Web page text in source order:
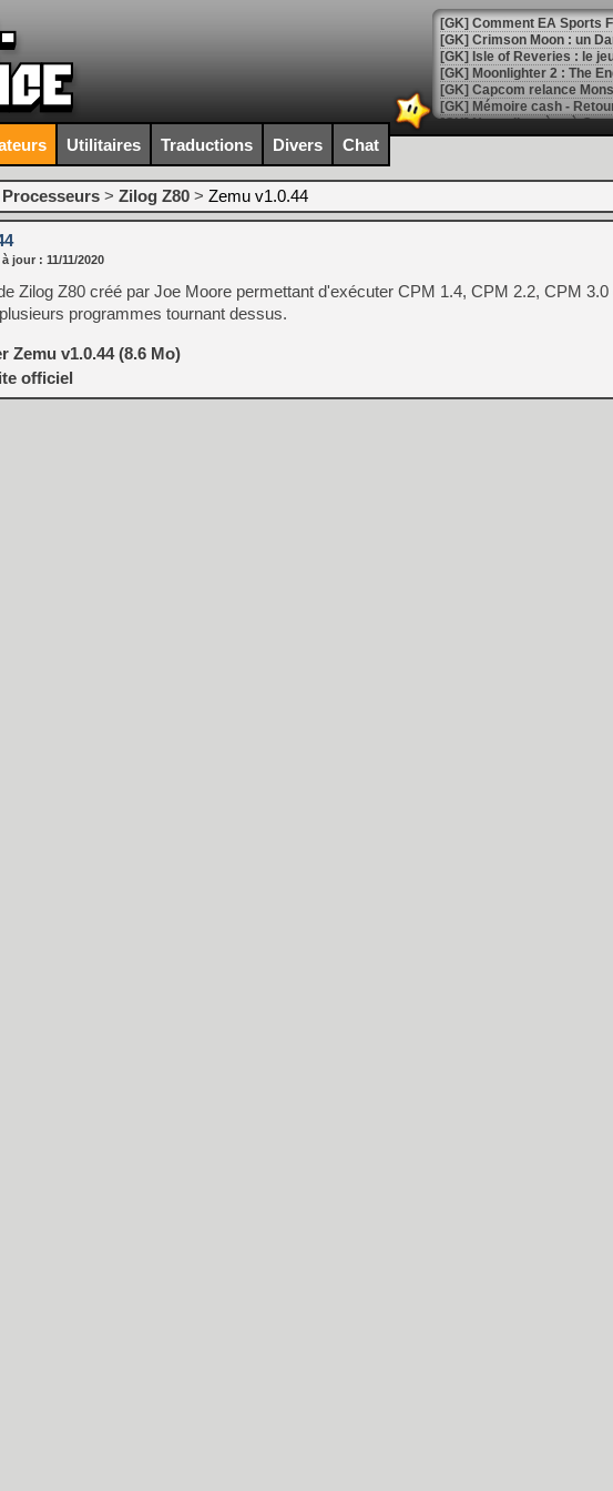
[GK] Comment EA Sports
[GK] Crimson Moon : un
[GK] Isle of Reveries : le
[GK] Moonlighter 2 : The
[GK] Capcom relance
[Mo5] Deux inédits du
[GK] Le beat'em up The
[GK] Endless Legend 2 :
[LS] [PS5] Le WebKit
[GK] Oubliez Crazy Taxi,
[LS] [Switch] NSZ 5.0.0
[GK] No More Room in
[GK] Un chatbot Atelier
[GK] Mémoire cash -
[GK] Nvidia : le prix des
[GK] Suikoden Star Leap
[Mo5] La mini borne
[GK] Le studio de FIFA
[GK] La PlayStation 1 en
[GK] Dawn of War 4 : les
[GK] CloverPit : l'héritier
[GK] Stellar Blade : Blood
[GK] Palworld Online est
[GK] Wuchang 2 : le
[GK] Test : Big Walk est
[GK] Starsand Island : la
[GK] Dan Houser (GTA)
Utilitaires Traductions Divers Chat
Processeurs > Zilog Z80 > Zemu v1.0.44
à jour : 11/11/2020
Zilog Z80 créé par Joe Moore permettant d'exécuter CPM 1.4, CPM 2.2, CPM
programmes tournant dessus.
Zemu v1.0.44 (8.6 Mo)
officiel